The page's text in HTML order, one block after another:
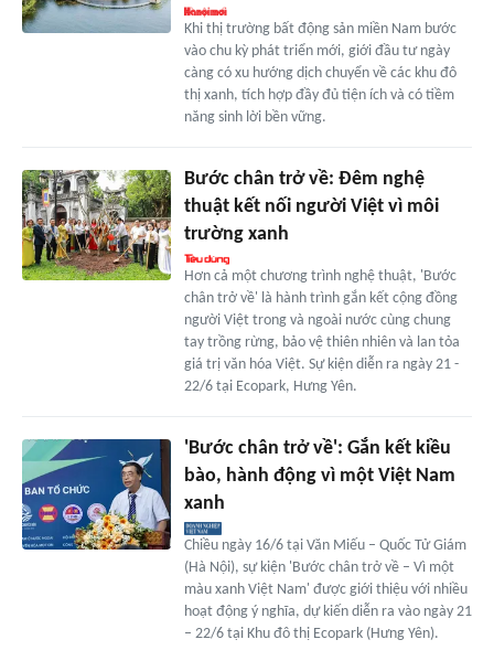
Khi thị trường bất động sản miền Nam bước
vào chu kỳ phát triển mới, giới đầu tư ngày
càng có xu hướng dịch chuyển về các khu đô
thị xanh, tích hợp đầy đủ tiện ích và có tiềm
năng sinh lời bền vững.
Bước chân trở về: Đêm nghệ
thuật kết nối người Việt vì môi
trường xanh
Hơn cả một chương trình nghệ thuật, 'Bước
chân trở về' là hành trình gắn kết cộng đồng
người Việt trong và ngoài nước cùng chung
tay trồng rừng, bảo vệ thiên nhiên và lan tỏa
giá trị văn hóa Việt. Sự kiện diễn ra ngày 21 -
22/6 tại Ecopark, Hưng Yên.
'Bước chân trở về': Gắn kết kiều
bào, hành động vì một Việt Nam
xanh
Chiều ngày 16/6 tại Văn Miếu – Quốc Tử Giám
(Hà Nội), sự kiện 'Bước chân trở về – Vì một
màu xanh Việt Nam' được giới thiệu với nhiều
hoạt động ý nghĩa, dự kiến diễn ra vào ngày 21
– 22/6 tại Khu đô thị Ecopark (Hưng Yên).